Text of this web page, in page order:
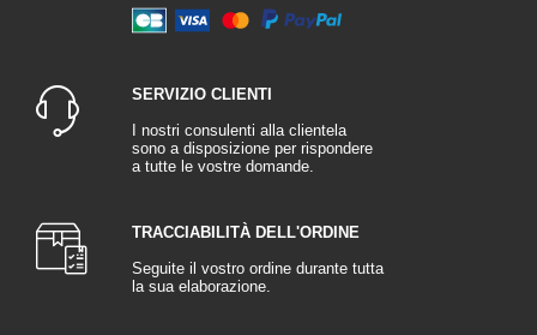
SERVIZIO CLIENTI
I nostri consulenti alla clientela
sono a disposizione per rispondere
a tutte le vostre domande.
TRACCIABILITÀ DELL'ORDINE
Seguite il vostro ordine durante tutta
la sua elaborazione.